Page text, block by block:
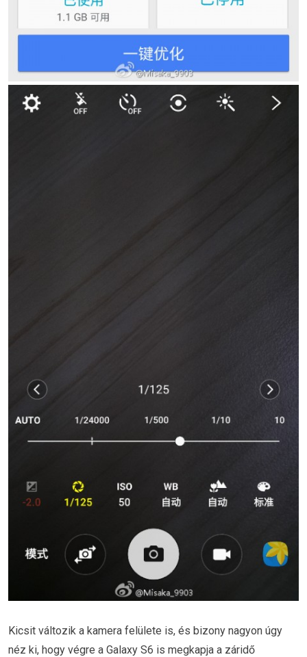
Kicsit változik a kamera felülete is, és bizony nagyon úgy
néz ki, hogy végre a Galaxy S6 is megkapja a záridő